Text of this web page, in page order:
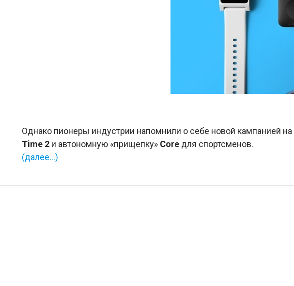
Однако пионеры индустрии напомнили о себе новой кампанией на
Time 2 и автономную «прищепку» Core для спортсменов.
(далее…)